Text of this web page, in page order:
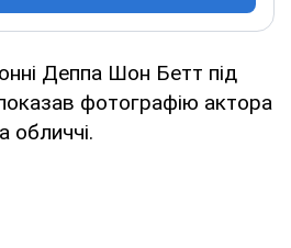
Деппа Шон Бетт під
фотографію актора
обличчі.